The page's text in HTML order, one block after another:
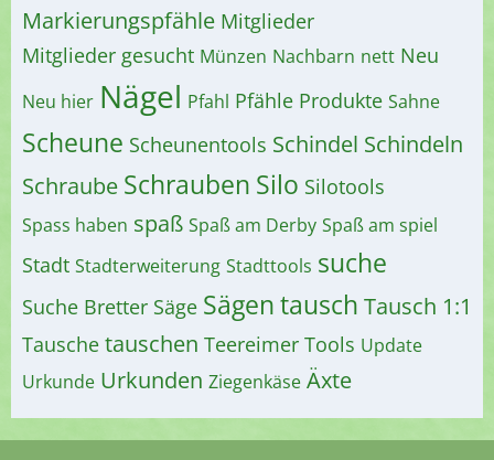
Markierungspfähle Mitglieder
Mitglieder gesucht Münzen Nachbarn nett Neu
Neu hier Nägel Pfahl Pfähle Produkte Sahne
Scheune Scheunentools Schindel Schindeln
Schraube Schrauben Silo Silotools
Spass haben spaß Spaß am Derby Spaß am spiel
Stadt Stadterweiterung Stadttools suche
Suche Bretter Säge Sägentausch Tausch 1:1
Tausche tauschen Teereimer Tools Update
Urkunde Urkunden Ziegenkäse Äxte